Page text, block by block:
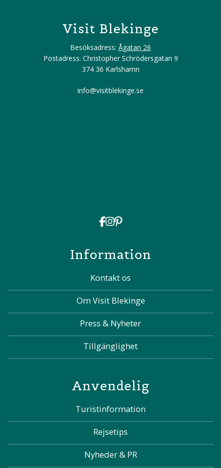
Visit Blekinge
Besöksadress: Ågatan 26
Postadress: Christopher Schrödersgatan 9
374 36 Karlshamn
info@visitblekinge.se
Information
Kontakt os
Om Visit Blekinge
Press & Nyheter
Tillgänglighet
Anvendelig
Turistinformation
Rejsetips
Nyheder & PR